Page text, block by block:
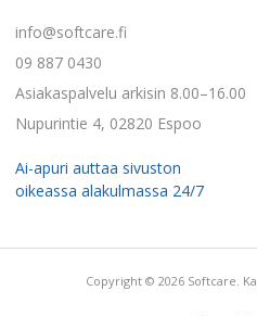
info@softcare.fi
09 887 0430
Asiakaspalvelu arkisin 8.00–16.00
Nupurintie 4, 02820 Espoo
Ai-apuri auttaa sivuston
oikeassa alakulmassa 24/7
Copyright © 2026 Softcare.